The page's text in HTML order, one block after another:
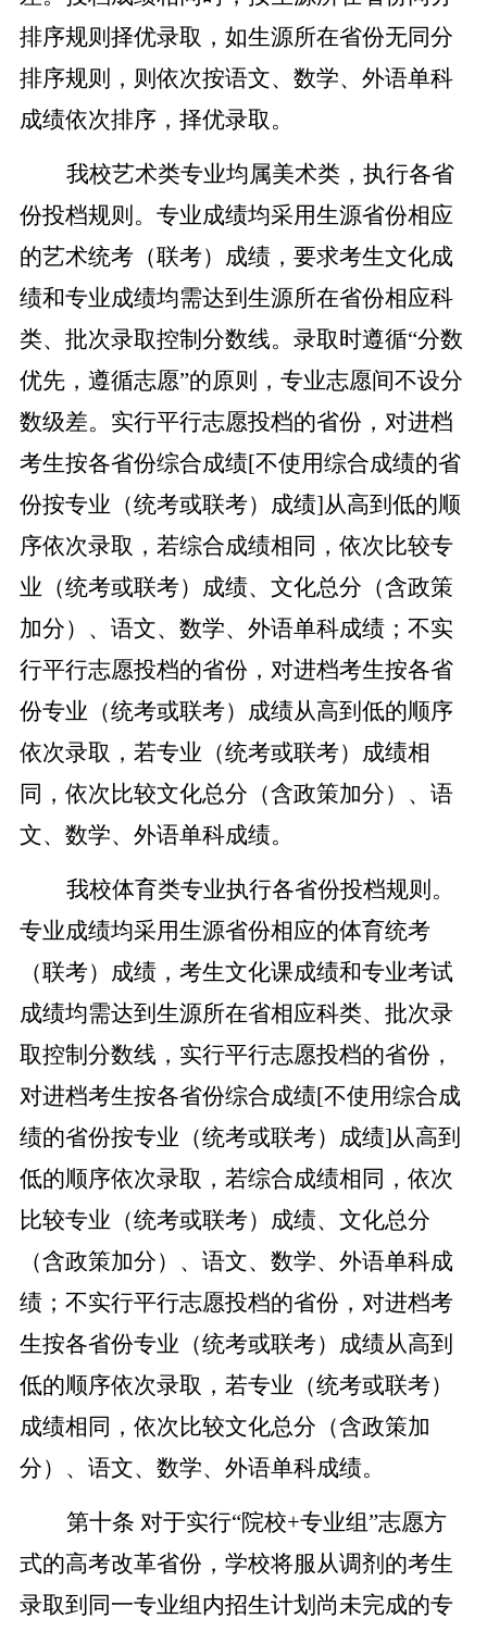
排序规则择优录取，如生源所在省份无同分
排序规则，则依次按语文、数学、外语单科
成绩依次排序，择优录取。
我校艺术类专业均属美术类，执行各省
份投档规则。专业成绩均采用生源省份相应
的艺术统考（联考）成绩，要求考生文化成
绩和专业成绩均需达到生源所在省份相应科
类、批次录取控制分数线。录取时遵循“分数
优先，遵循志愿”的原则，专业志愿间不设分
数级差。实行平行志愿投档的省份，对进档
考生按各省份综合成绩[不使用综合成绩的省
份按专业（统考或联考）成绩]从高到低的顺
序依次录取，若综合成绩相同，依次比较专
业（统考或联考）成绩、文化总分（含政策
加分）、语文、数学、外语单科成绩；不实
行平行志愿投档的省份，对进档考生按各省
份专业（统考或联考）成绩从高到低的顺序
依次录取，若专业（统考或联考）成绩相
同，依次比较文化总分（含政策加分）、语
文、数学、外语单科成绩。
我校体育类专业执行各省份投档规则。
专业成绩均采用生源省份相应的体育统考
（联考）成绩，考生文化课成绩和专业考试
成绩均需达到生源所在省相应科类、批次录
取控制分数线，实行平行志愿投档的省份，
对进档考生按各省份综合成绩[不使用综合成
绩的省份按专业（统考或联考）成绩]从高到
低的顺序依次录取，若综合成绩相同，依次
比较专业（统考或联考）成绩、文化总分
（含政策加分）、语文、数学、外语单科成
绩；不实行平行志愿投档的省份，对进档考
生按各省份专业（统考或联考）成绩从高到
低的顺序依次录取，若专业（统考或联考）
成绩相同，依次比较文化总分（含政策加
分）、语文、数学、外语单科成绩。
第十条 对于实行“院校+专业组”志愿方
式的高考改革省份，学校将服从调剂的考生
录取到同一专业组内招生计划尚未完成的专